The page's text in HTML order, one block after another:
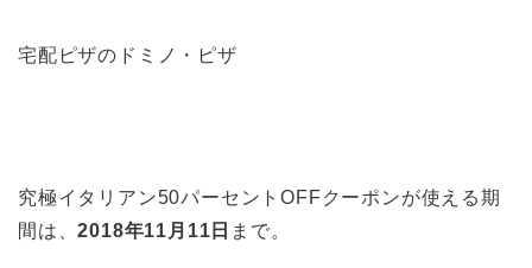
宅配ピザのドミノ・ピザ
究極イタリアン50パーセントOFFクーポンが使える期
間は、2018年11月11日 まで。